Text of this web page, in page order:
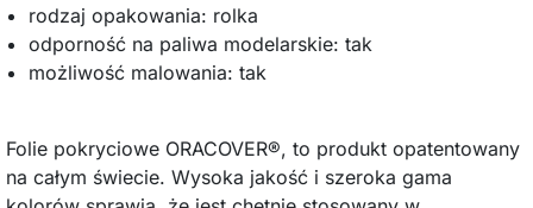
rodzaj opakowania: rolka
odporność na paliwa modelarskie: tak
możliwość malowania: tak
Folie pokryciowe ORACOVER®, to produkt opatentowany
na całym świecie. Wysoka jakość i szeroka gama